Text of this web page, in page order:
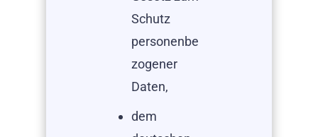
Schutz
personenbe
zogener
Daten,
dem